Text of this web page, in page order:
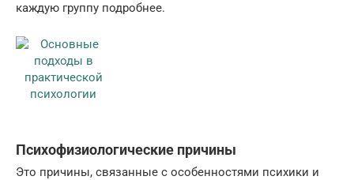
каждую группу подробнее.
Психофизиологические причины
Это причины, связанные с особенностями психики и